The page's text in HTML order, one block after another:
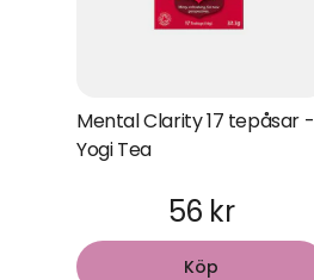
Mental Clarity 17 tepåsar -
Yogi Tea
56 kr
Köp